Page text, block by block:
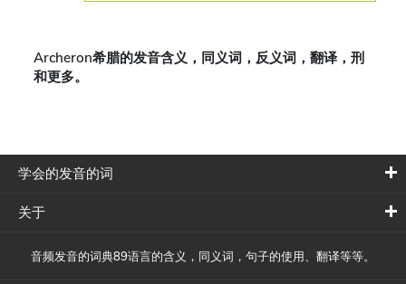
Archeron希腊的发音含义，同义词，反义词，翻译，刑
和更多。
学会的发音的词
关于
音频发音的词典89语言的含义，同义词，句子的使用、翻译等等。